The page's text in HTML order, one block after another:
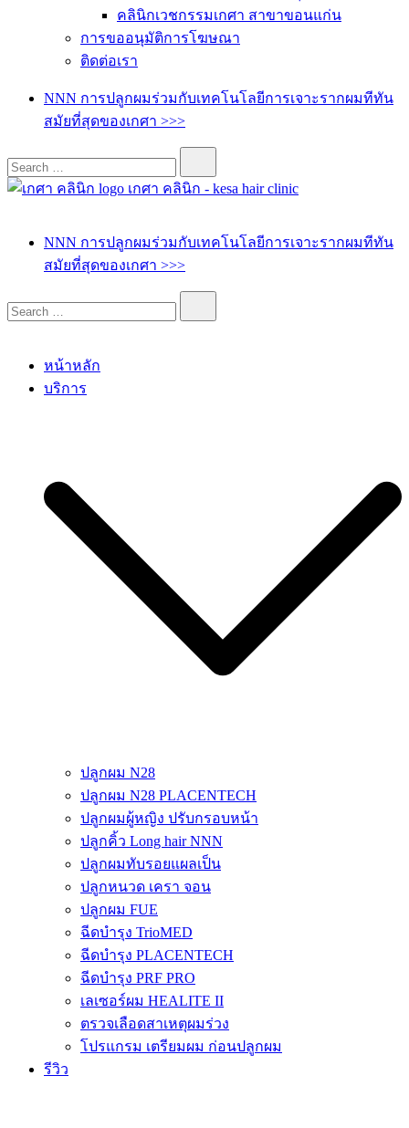
คลินิกเวชกรรมเกศา สาขาขอนแก่น
การขออนุมัติการโฆษณา
ติดต่อเรา
NNN การปลูกผมร่วมกับเทคโนโลยีการเจาะรากผมทีทัน
สมัยที่สุดของเกศา >>>
NNN การปลูกผมร่วมกับเทคโนโลยีการเจาะรากผมทีทัน
สมัยที่สุดของเกศา >>>
หน้าหลัก
บริการ
ปลูกผม N28
ปลูกผม N28 PLACENTECH
ปลูกผมผู้หญิง ปรับกรอบหน้า
ปลูกคิ้ว Long hair NNN
ปลูกผมทับรอยแผลเป็น
ปลูกหนวด เครา จอน
ปลูกผม FUE
ฉีดบำรุง TrioMED
ฉีดบำรุง PLACENTECH
ฉีดบำรุง PRF PRO
เลเซอร์ผม HEALITE II
ตรวจเลือดสาเหตุผมร่วง
โปรแกรม เตรียมผม ก่อนปลูกผม
รีวิว